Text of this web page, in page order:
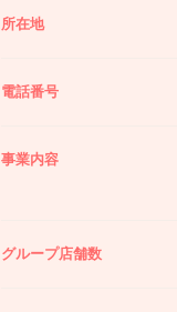
所在地
電話番号
事業内容
グループ店舗数